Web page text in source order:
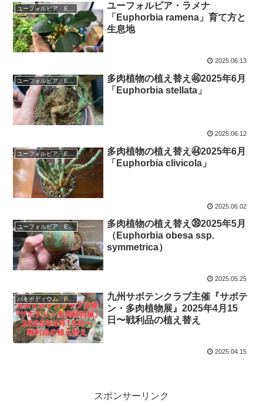
ユーフォルビア・ラメナ
「Euphorbia ramena」育て方と
生息地
2025.06.13
ユーフォルビア Euphorbia
多肉植物の植え替え㊻2025年6月
「Euphorbia stellata」
2025.06.12
多肉植物の植え替え㊹2025年6月
「Euphorbia clivicola」
2025.06.02
ユーフォルビア Euphorbia
多肉植物の植え替え㊴2025年5月
（Euphorbia obesa ssp.
symmetrica）
2025.05.25
パキポディウム Pachypodium
九州サボテンクラブ主催『サボテ
ン・多肉植物展』2025年4月15
日〜戦利品の植え替え
2025.04.15
スポンサーリンク